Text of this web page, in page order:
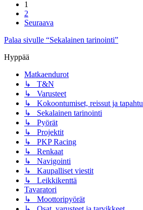
1
2
Seuraava
Palaa sivulle “Sekalainen tarinointi”
Hyppää
Matkaendurot
↳ T&N
↳ Varusteet
↳ Kokoontumiset, reissut ja
↳ Sekalainen tarinointi
↳ Pyörät
↳ Projektit
↳ PKP Racing
↳ Renkaat
↳ Navigointi
↳ Kaupalliset viestit
↳ Leikkikenttä
Tavaratori
↳ Moottoripyörät